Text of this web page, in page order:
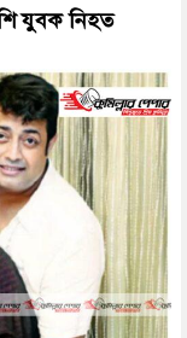
যুবক নিহত